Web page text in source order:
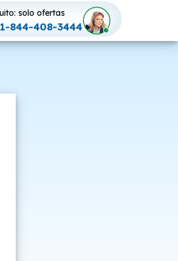
solo ofertas
844-408-3444